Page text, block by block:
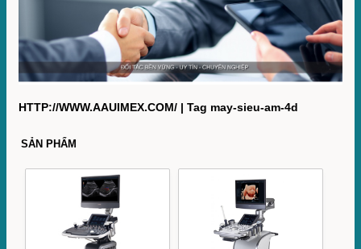
HTTP://WWW.AAUIMEX.COM/ | Tag may-sieu-am-4d
SẢN PHẨM